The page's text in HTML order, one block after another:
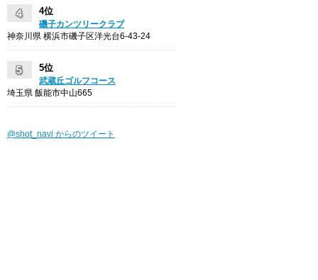
4位
磯子カンツリークラブ
神奈川県 横浜市磯子区洋光台6-43-24
5位
武蔵丘ゴルフコース
埼玉県 飯能市中山665
@shot_navi からのツイート